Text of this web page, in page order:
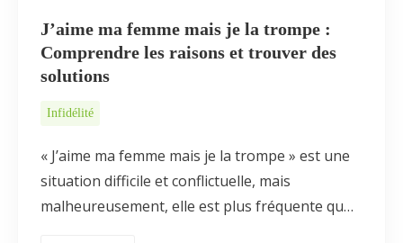
J’aime ma femme mais je la trompe :
Comprendre les raisons et trouver des
solutions
Infidélité
« J’aime ma femme mais je la trompe » est une
situation difficile et conflictuelle, mais
malheureusement, elle est plus fréquente qu…